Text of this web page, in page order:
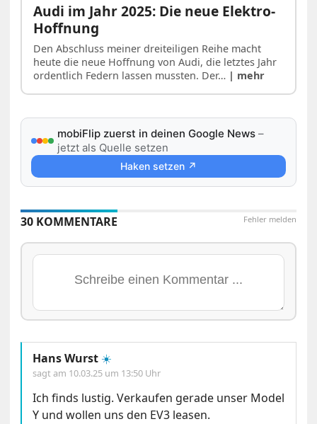
Audi im Jahr 2025: Die neue Elektro-
Hoffnung
Den Abschluss meiner dreiteiligen Reihe macht
heute die neue Hoffnung von Audi, die letztes Jahr
ordentlich Federn lassen mussten. Der… | mehr
mobiFlip zuerst in deinen Google News –
jetzt als Quelle setzen
Haken setzen ↗
Fehler melden
30 KOMMENTARE
Hans Wurst ☀️
sagt am 10.03.25 um 13:50 Uhr
Ich finds lustig. Verkaufen gerade unser Model
Y und wollen uns den EV3 leasen.